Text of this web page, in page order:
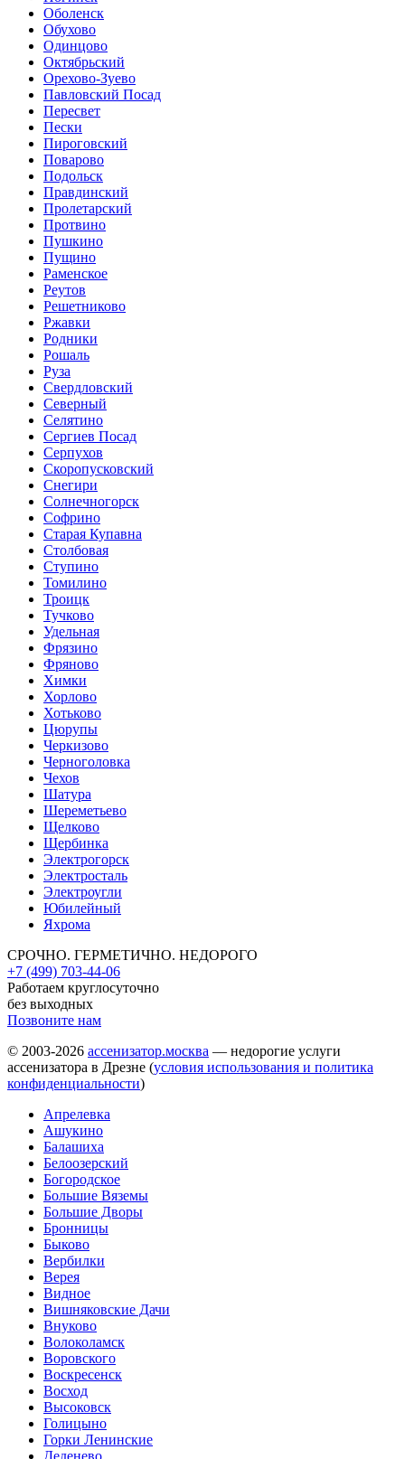
Оболенск
Обухово
Одинцово
Октябрьский
Орехово-Зуево
Павловский Посад
Пересвет
Пески
Пироговский
Поварово
Подольск
Правдинский
Пролетарский
Протвино
Пушкино
Пущино
Раменское
Реутов
Решетниково
Ржавки
Родники
Рошаль
Руза
Свердловский
Северный
Селятино
Сергиев Посад
Серпухов
Скоропусковский
Снегири
Солнечногорск
Софрино
Старая Купавна
Столбовая
Ступино
Томилино
Троицк
Тучково
Удельная
Фрязино
Фряново
Химки
Хорлово
Хотьково
Цюрупы
Черкизово
Черноголовка
Чехов
Шатура
Шереметьево
Щелково
Щербинка
Электрогорск
Электросталь
Электроугли
Юбилейный
Яхрома
СРОЧНО. ГЕРМЕТИЧНО. НЕДОРОГО
+7 (499) 703-44-06
Работаем круглосуточно
без выходных
Позвоните нам
© 2003-2026 ассенизатор.москва — недорогие услуги
ассенизатора в Дрезне (условия использования и политика
конфиденциальности)
Апрелевка
Ашукино
Балашиха
Белоозерский
Богородское
Большие Вяземы
Большие Дворы
Бронницы
Быково
Вербилки
Верея
Видное
Вишняковские Дачи
Внуково
Волоколамск
Воровского
Воскресенск
Восход
Высоковск
Голицыно
Горки Ленинские
Деденево